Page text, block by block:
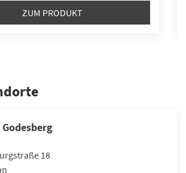
ZUM PRODUKT
Godesberg
18